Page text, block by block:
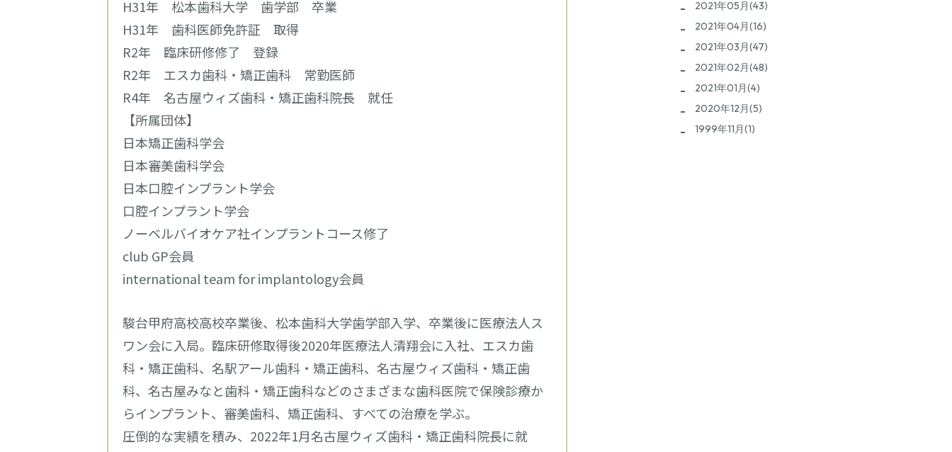
H31年 松本歯科大学 歯学部 卒業
H31年 歯科医師免許証 取得
R2年 臨床研修修了 登録
R2年 エスカ歯科・矯正歯科 常勤医師
R4年 名古屋ウィズ歯科・矯正歯科院長 就任
【所属団体】
日本矯正歯科学会
日本審美歯科学会
日本口腔インプラント学会
口腔インプラント学会
ノーベルバイオケア社インプラントコース修了
club GP会員
international team for implantology会員
駿台甲府高校高校卒業後、松本歯科大学歯学部入学、卒業後に医療法人ス
ワン会に入局。臨床研修取得後2020年医療法人清翔会に入社、エスカ歯
科・矯正歯科、名駅アール歯科・矯正歯科、名古屋ウィズ歯科・矯正歯
科、名古屋みなと歯科・矯正歯科などのさまざまな歯科医院で保険診療か
らインプラント、審美歯科、矯正歯科、すべての治療を学ぶ。
圧倒的な実績を積み、2022年1月名古屋ウィズ歯科・矯正歯科院長に就
2021年05月(43)
2021年04月(16)
2021年03月(47)
2021年02月(48)
2021年01月(4)
2020年12月(5)
1999年11月(1)